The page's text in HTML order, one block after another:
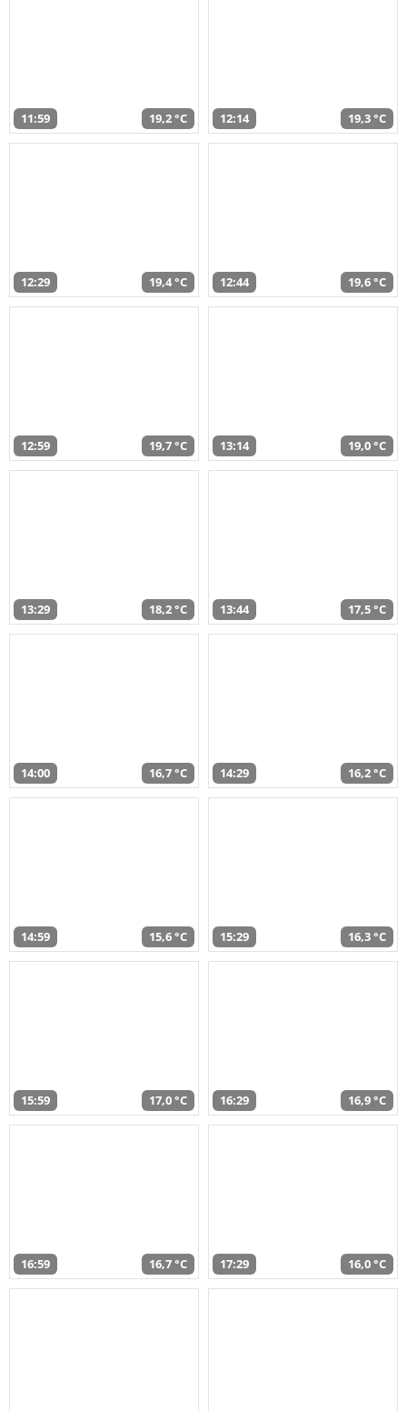
11:59 19,2 °C 12:14 19,3 °C
12:29 19,4 °C 12:44 19,6 °C
12:59 19,7 °C 13:14 19,0 °C
13:29 18,2 °C 13:44 17,5 °C
14:00 16,7 °C 14:29 16,2 °C
14:59 15,6 °C 15:29 16,3 °C
15:59 17,0 °C 16:29 16,9 °C
16:59 16,7 °C 17:29 16,0 °C